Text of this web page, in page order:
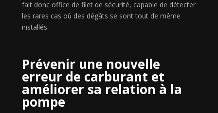
fait donc office de filet de sécurité, capable de détecter
les rares cas où des dégâts se sont tout de même
installés.
Prévenir une nouvelle
erreur de carburant et
améliorer sa relation à la
pompe